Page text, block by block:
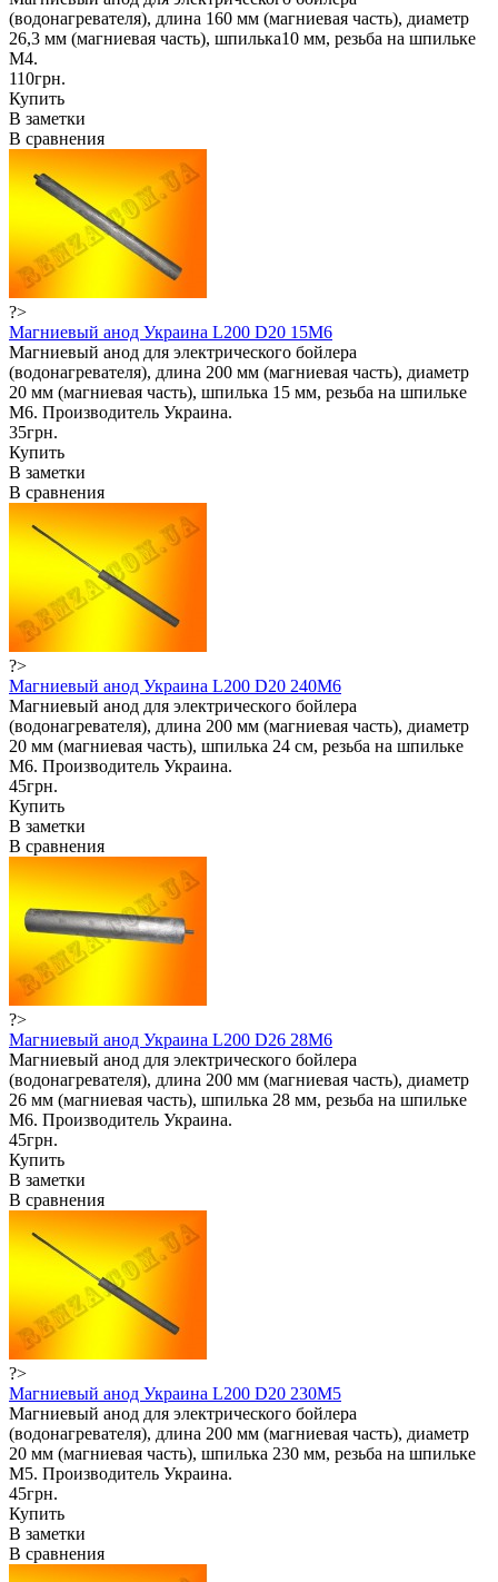
(водонагревателя), длина 160 мм (магниевая часть), диаметр
26,3 мм (магниевая часть), шпилька10 мм, резьба на шпильке
М4.
110грн.
Купить
В заметки
В сравнения
?>
Магниевый анод Украина L200 D20 15M6
Магниевый анод для электрического бойлера
(водонагревателя), длина 200 мм (магниевая часть), диаметр
20 мм (магниевая часть), шпилька 15 мм, резьба на шпильке
М6. Производитель Украина.
35грн.
Купить
В заметки
В сравнения
?>
Магниевый анод Украина L200 D20 240M6
Магниевый анод для электрического бойлера
(водонагревателя), длина 200 мм (магниевая часть), диаметр
20 мм (магниевая часть), шпилька 24 см, резьба на шпильке
М6. Производитель Украина.
45грн.
Купить
В заметки
В сравнения
?>
Магниевый анод Украина L200 D26 28M6
Магниевый анод для электрического бойлера
(водонагревателя), длина 200 мм (магниевая часть), диаметр
26 мм (магниевая часть), шпилька 28 мм, резьба на шпильке
М6. Производитель Украина.
45грн.
Купить
В заметки
В сравнения
?>
Магниевый анод Украина L200 D20 230M5
Магниевый анод для электрического бойлера
(водонагревателя), длина 200 мм (магниевая часть), диаметр
20 мм (магниевая часть), шпилька 230 мм, резьба на шпильке
М5. Производитель Украина.
45грн.
Купить
В заметки
В сравнения